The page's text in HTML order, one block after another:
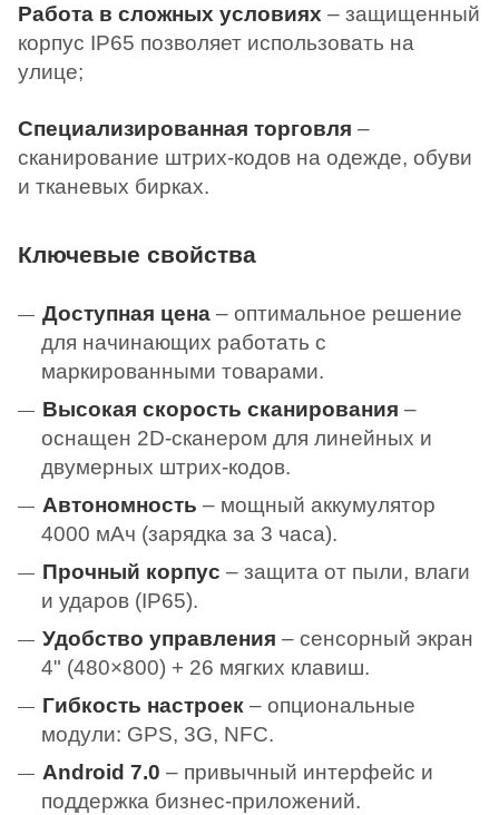
Работа в сложных условиях – защищенный
корпус IP65 позволяет использовать на
улице;
Специализированная торговля –
сканирование штрих-кодов на одежде, обуви
и тканевых бирках.
Ключевые свойства
Доступная цена – оптимальное решение
для начинающих работать с
маркированными товарами.
Высокая скорость сканирования –
оснащен 2D-сканером для линейных и
двумерных штрих-кодов.
Автономность – мощный аккумулятор
4000 мАч (зарядка за 3 часа).
Прочный корпус – защита от пыли, влаги
и ударов (IP65).
Удобство управления – сенсорный экран
4" (480×800) + 26 мягких клавиш.
Гибкость настроек – опциональные
модули: GPS, 3G, NFC.
Android 7.0 – привычный интерфейс и
поддержка бизнес-приложений.